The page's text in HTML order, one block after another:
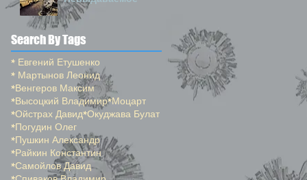
Search By Tags
* Евгений Етушенко
* Мартынов Леонид
*Венгеров Максим
*Высоцкий Владимир*Моцарт
*Ойстрах Давид*Окуджава Булат
*Погудин Олег
*Пушкин Александр
*Райкин Константин
*Самойлов Давид